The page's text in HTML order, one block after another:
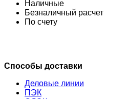
Наличные
Безналичный расчет
По счету
Способы доставки
Деловые линии
ПЭК